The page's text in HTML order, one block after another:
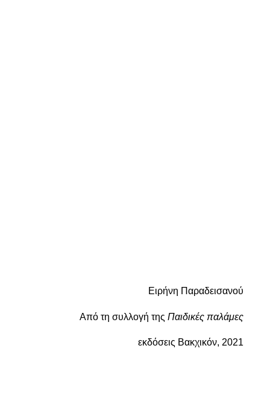
Ειρήνη Παραδεισανού
Από τη συλλογή της Παιδικές παλάμες
εκδόσεις Βακχικόν, 2021